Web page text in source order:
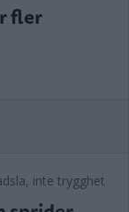
fler